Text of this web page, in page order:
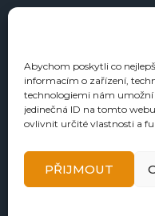
Abychom poskytli co
informacím o zařízení,
technologiemi nám umožní
jedinečná ID na tomto
ovlivnit určité vlastnosti a
PŘIJMOUT
KATALOGY
Zbraně
Reloading
Doplňky